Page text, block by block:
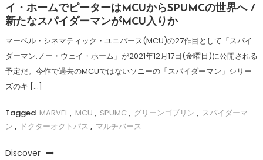
イ・ホームでピーターはMCUからSPUMCの世界へ /
新たなスパイダーマンがMCU入りか
マーベル・シネマティック・ユニバース(MCU)の27作目として「スパイ
ダーマン:ノー・ウェイ・ホーム」が2021年12月17日(金曜日)に公開される
予定だ。今作で過去のMCUではないソニーの「スパイダーマン」シリー
ズのキ […]
Tagged MARVEL, MCU , SPUMC , グリーンゴブリン , スパイダーマ
ン , ドクターオクトパス , マルチバース
Discover